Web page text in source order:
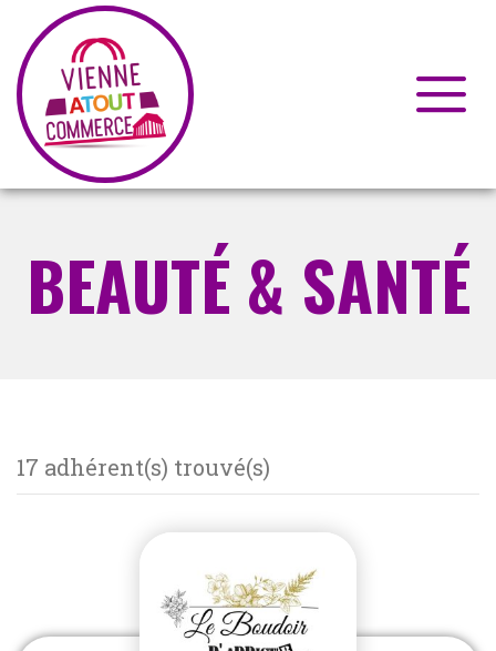
Skip
content
BEAUTÉ & SANTÉ
17 adhérent(s) trouvé(s)